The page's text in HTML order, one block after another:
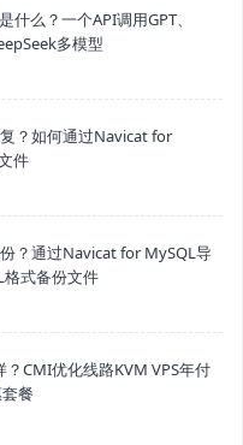
什么？一个API调用GPT、
多模型
？如何通过Navicat for
件
？通过Navicat for MySQL导
式备份文件
CMI优化线路KVM VPS年付
餐